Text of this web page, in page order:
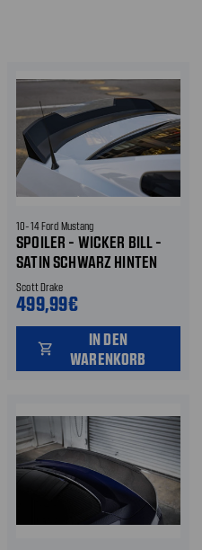
10-14 Ford Mustang
SPOILER - WICKER BILL -
SATIN SCHWARZ HINTEN
Scott Drake
499,99€
shopping_cart
IN DEN
WARENKORB